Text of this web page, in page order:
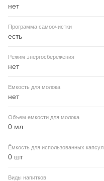
нет
Программа самоочистки
есть
Режим энергосбережения
нет
Емкость для молока
нет
Объем емкости для молока
0 мл
Ёмкость для использованных капсул
0 шт
Виды напитков